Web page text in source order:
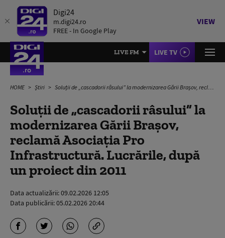
Digi24
m.digi24.ro
FREE - In Google Play
VIEW
LIVE FM LIVE TV
HOME Știri Soluții de „cascadorii râsului” la modernizarea Gării Brașov, reclamă Asociația Pro Infrastructură. Lucrările, după un proiect din 2011
Soluții de „cascadorii râsului” la
modernizarea Gării Brașov,
reclamă Asociația Pro
Infrastructură. Lucrările, după
un proiect din 2011
Data actualizării:09.02.2026 12:05
Data publicării:05.02.2026 20:44